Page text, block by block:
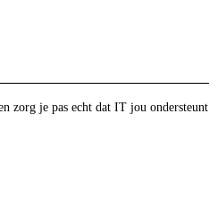
zorg je pas echt dat IT jou ondersteunt.